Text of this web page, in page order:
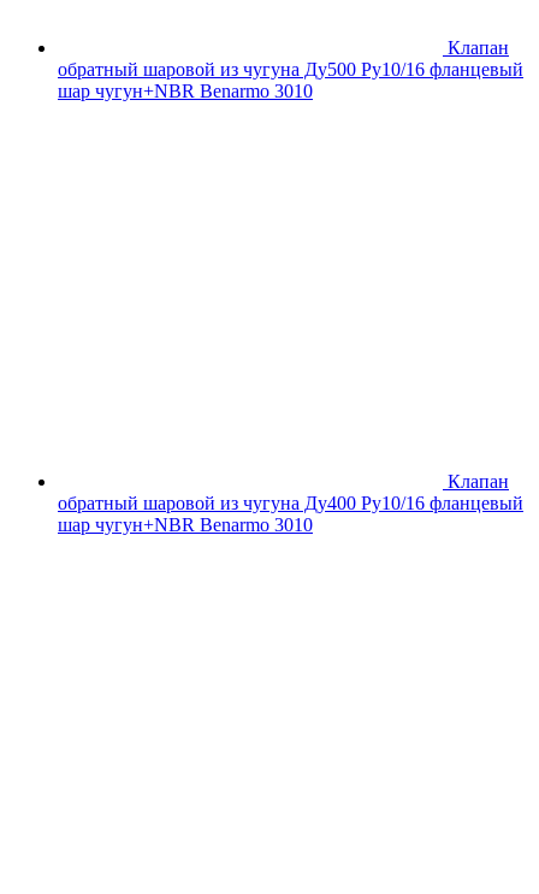
Клапан
обратный шаровой из чугуна Ду500 Ру10/16 фланцевый
шар чугун+NBR Benarmo 3010
Клапан
обратный шаровой из чугуна Ду400 Ру10/16 фланцевый
шар чугун+NBR Benarmo 3010